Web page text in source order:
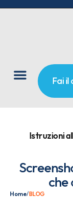
Fai il
Istruzioni
che
Home/BLOG